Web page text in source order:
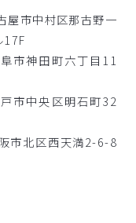
市中村区那古野一
17F
市神田町六丁目11
市中央区明石町32
北区西天満2-6-8